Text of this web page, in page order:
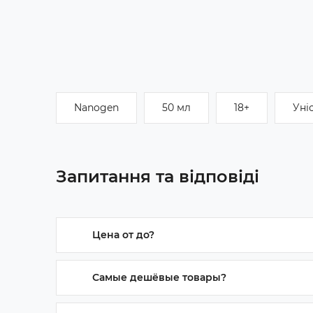
Nanogen 50 мл 18+
Запитання та відповіді
Цена от до?
Цена от 230 грн до 2474 грн
Самые дешёвые товары?